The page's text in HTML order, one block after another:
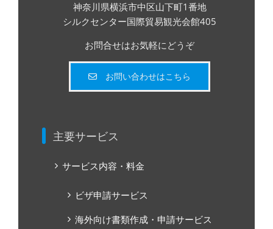
神奈川県横浜市中区山下町1番地
シルクセンター国際貿易観光会館405
お問合せはお気軽にどうぞ
お問い合わせはこちら
主要サービス
サービス内容・料金
ビザ申請サービス
海外向け書類作成・申請サービス